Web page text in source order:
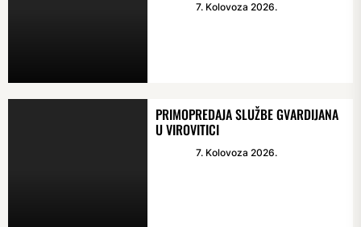
7. Kolovoza 2026.
PRIMOPREDAJA SLUŽBE GVARDIJANA
U VIROVITICI
7. Kolovoza 2026.